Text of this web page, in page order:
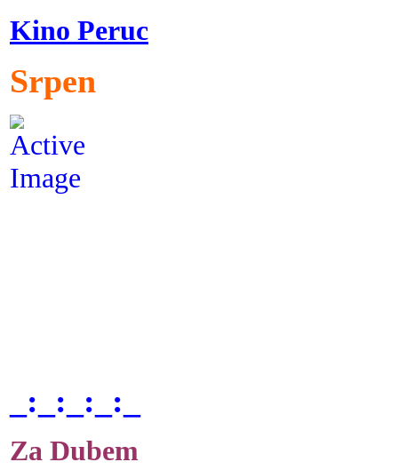
Kino Peruc
Srpen
_:_:_:_:_
Za Dubem